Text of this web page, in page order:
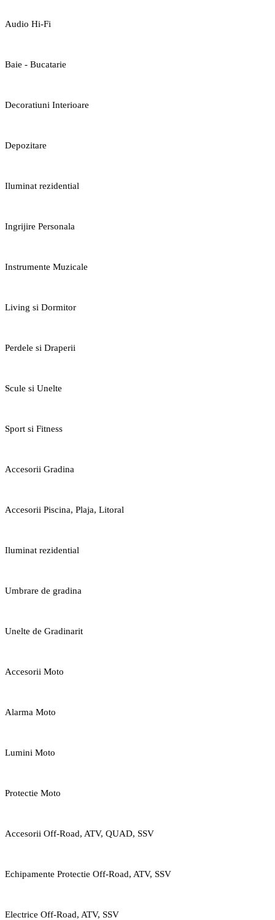
Audio Hi-Fi
Baie - Bucatarie
Decoratiuni Interioare
Depozitare
Iluminat rezidential
Ingrijire Personala
Instrumente Muzicale
Living si Dormitor
Perdele si Draperii
Scule si Unelte
Sport si Fitness
Accesorii Gradina
Accesorii Piscina, Plaja, Litoral
Iluminat rezidential
Umbrare de gradina
Unelte de Gradinarit
Accesorii Moto
Alarma Moto
Lumini Moto
Protectie Moto
Accesorii Off-Road, ATV, QUAD, SSV
Echipamente Protectie Off-Road, ATV, SSV
Electrice Off-Road, ATV, SSV